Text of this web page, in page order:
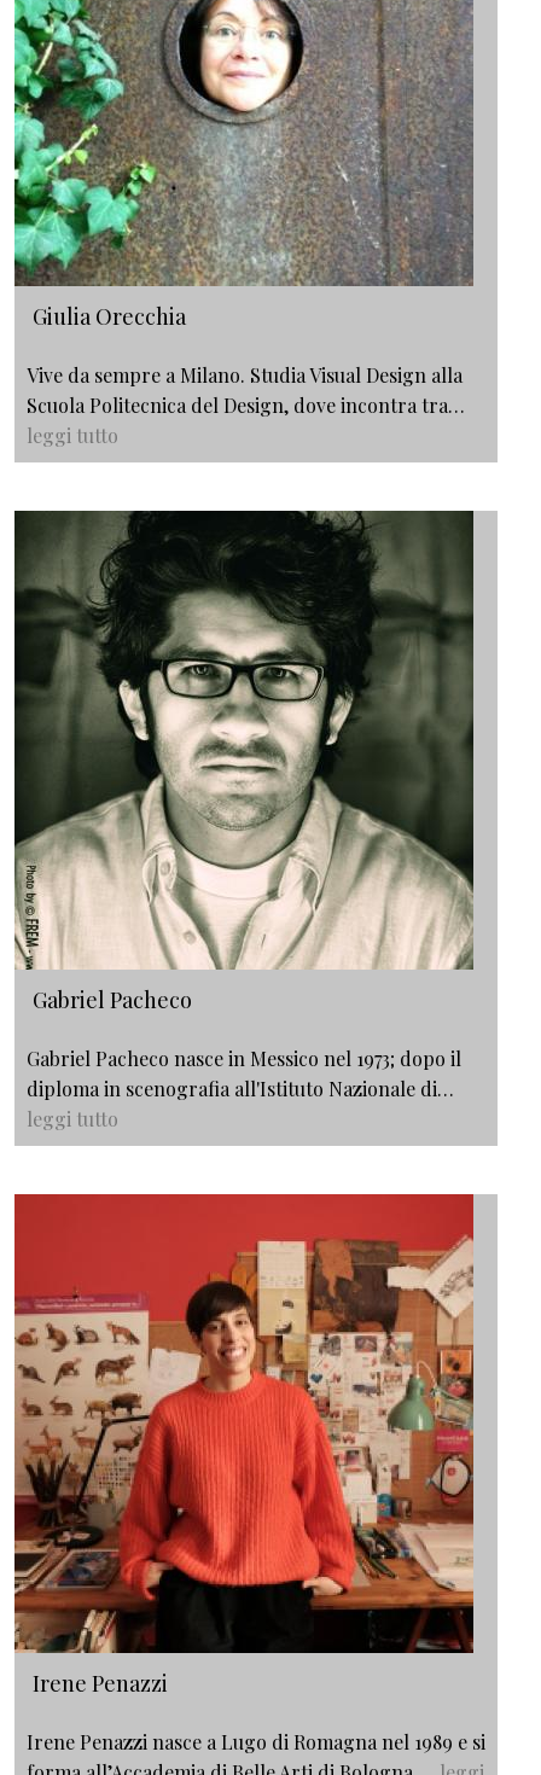
Giulia Orecchia
Vive da sempre a Milano. Studia Visual Design alla
Scuola Politecnica del Design, dove incontra tra…
leggi tutto
Gabriel Pacheco
Gabriel Pacheco nasce in Messico nel 1973; dopo il
diploma in scenografia all'Istituto Nazionale di…
leggi tutto
Irene Penazzi
Irene Penazzi nasce a Lugo di Romagna nel 1989 e si